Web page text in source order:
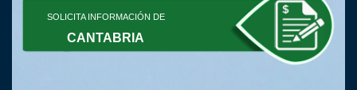
SOLICITA INFORMACIÓN DE
CANTABRIA